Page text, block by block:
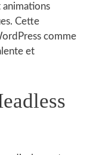
animations
Cette
comme
et